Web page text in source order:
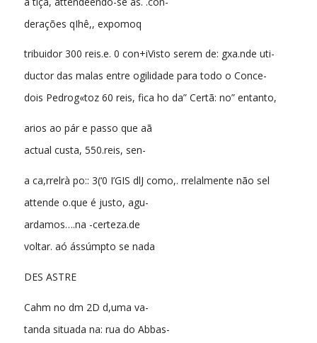
derações qIhê,, expomoq
tribuidor 300 reis.e. 0 con+iVisto serem de: gxa.nde uti-
ductor das malas entre ogilidade para todo o Conce-
dois Pedrog«toz 60 reis, fica ho da” Certã: no” entanto,
arios ao pár e passo que aã
actual custa, 550.reis, sen-
a ca,rrelrà po:: 3(‘0 I’GIS dlJ como,. rrelalmente não sel
attende o.que é justo, agu-
ardamos….na -certeza.de
voltar. aó ássúmpto se nada
DES ASTRE
Cahm no dm 2D d,uma va-
tanda situada na: rua do Abbas-